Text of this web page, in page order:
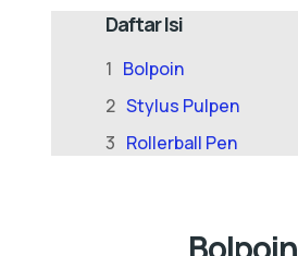
Daftar Isi
Bolpoin
Stylus Pulpen
Rollerball Pen